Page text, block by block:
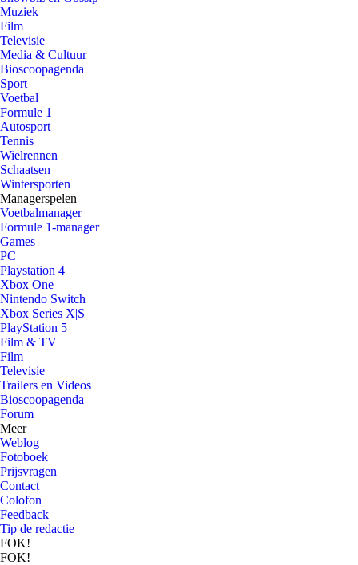
Muziek
Film
Televisie
Media & Cultuur
Bioscoopagenda
Sport
Voetbal
Formule 1
Autosport
Tennis
Wielrennen
Schaatsen
Wintersporten
Managerspelen
Voetbalmanager
Formule 1-manager
Games
PC
Playstation 4
Xbox One
Nintendo Switch
Xbox Series X|S
PlayStation 5
Film & TV
Film
Televisie
Trailers en Videos
Bioscoopagenda
Forum
Meer
Weblog
Fotoboek
Prijsvragen
Contact
Colofon
Feedback
Tip de redactie
FOK!
FOK!